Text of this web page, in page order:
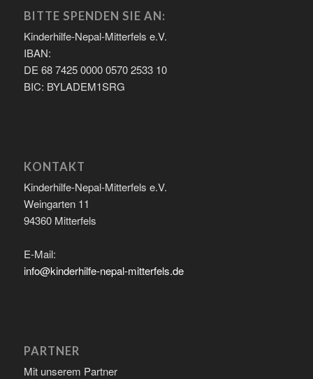
BITTE SPENDEN SIE AN:
Kinderhilfe-Nepal-Mitterfels e.V.
IBAN:
DE 68 7425 0000 0570 2533 10
BIC: BYLADEM1SRG
KONTAKT
Kinderhilfe-Nepal-Mitterfels e.V.
Weingarten 11
94360 Mitterfels
E-Mail:
info@kinderhilfe-nepal-mitterfels.de
PARTNER
Mit unserem Partner